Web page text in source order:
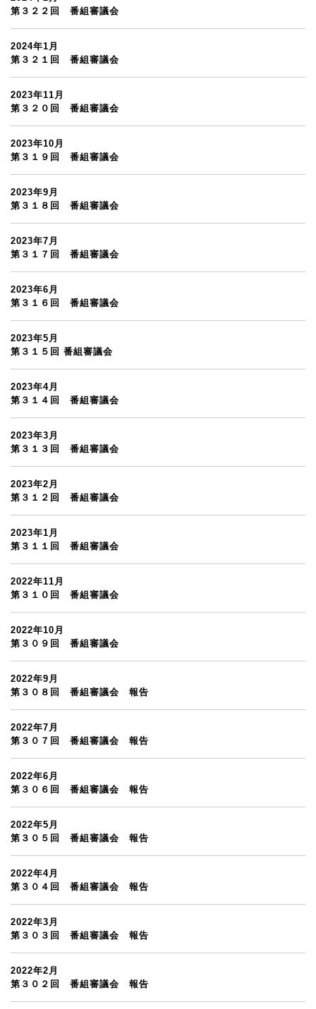
第３２２回 番組審議会
2024年1月
第３２１回 番組審議会
2023年11月
第３２０回 番組審議会
2023年10月
第３１９回 番組審議会
2023年9月
第３１８回 番組審議会
2023年7月
第３１７回 番組審議会
2023年6月
第３１６回 番組審議会
2023年5月
第３１５回 番組審議会
2023年4月
第３１４回 番組審議会
2023年3月
第３１３回 番組審議会
2023年2月
第３１２回 番組審議会
2023年1月
第３１１回 番組審議会
2022年11月
第３１０回 番組審議会
2022年10月
第３０９回 番組審議会
2022年9月
第３０８回 番組審議会 報告
2022年7月
第３０７回 番組審議会 報告
2022年6月
第３０６回 番組審議会 報告
2022年5月
第３０５回 番組審議会 報告
2022年4月
第３０４回 番組審議会 報告
2022年3月
第３０３回 番組審議会 報告
2022年2月
第３０２回 番組審議会 報告